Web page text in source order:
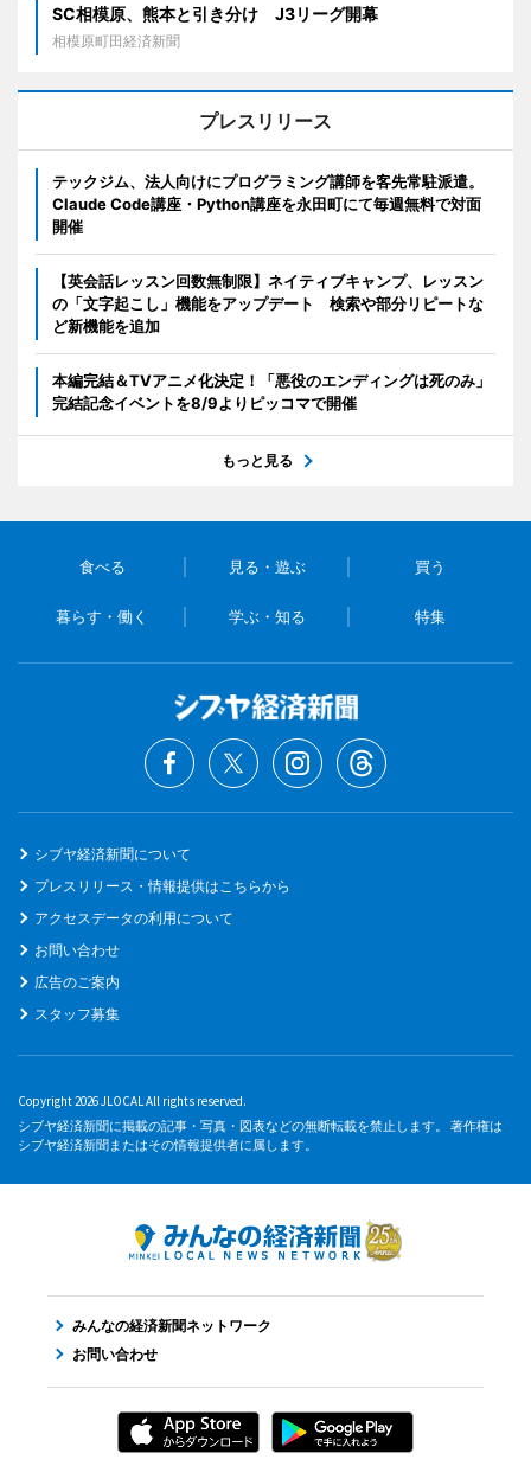
SC相模原、熊本と引き分け J3リーグ開幕
相模原町田経済新聞
プレスリリース
テックジム、法人向けにプログラミング講師を客先常駐派遣。
Claude Code講座・Python講座を永田町にて毎週無料で対面
開催
【英会話レッスン回数無制限】ネイティブキャンプ、レッスン
の「文字起こし」機能をアップデート 検索や部分リピートな
ど新機能を追加
本編完結＆TVアニメ化決定！「悪役のエンディングは死のみ」
完結記念イベントを8/9よりピッコマで開催
もっと見る
食べる 見る・遊ぶ 買う
暮らす・働く 学ぶ・知る 特集
シブヤ経済新聞について
プレスリリース・情報提供はこちらから
アクセスデータの利用について
お問い合わせ
広告のご案内
スタッフ募集
Copyright 2026 JLOCAL All rights reserved.
シブヤ経済新聞に掲載の記事・写真・図表などの無断転載を禁止します。 著作権は
シブヤ経済新聞またはその情報提供者に属します。
みんなの経済新聞ネットワーク
お問い合わせ